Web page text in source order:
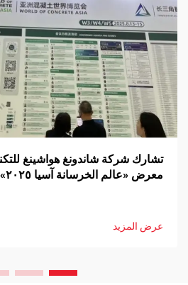
تشارك شركة شاندونغ هواشينغ
معرض «عالم الخرسانة آسيا ٢٠٢٥» في شنغهاي
عرض المزيد